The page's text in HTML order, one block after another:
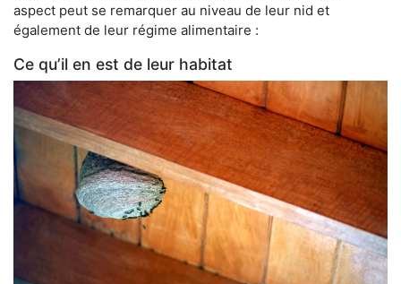
aspect peut se remarquer au niveau de leur nid et
également de leur régime alimentaire :
Ce qu’il en est de leur habitat